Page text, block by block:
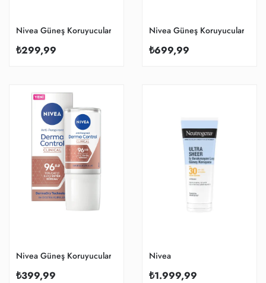
Nivea Güneş Koruyucular
₺299,99
Nivea Güneş Koruyucular
₺699,99
Nivea Güneş Koruyucular
₺399,99
Nivea
₺1.999,99